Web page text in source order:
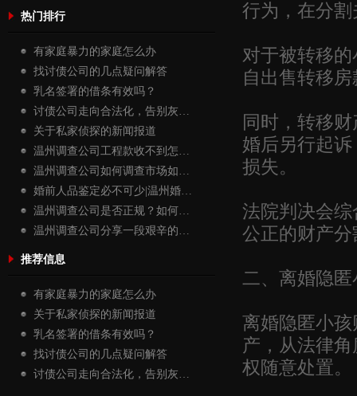
热门排行
有家庭暴力的家庭怎么办
找讨债公司的几点疑问解答
乳名签署的借条有效吗？
讨债公司走向合法化，告别灰…
关于私家侦探的新闻报道
温州调查公司工程款收不到怎…
温州调查公司如何调查市场如…
婚前人品鉴定必不可少|温州婚…
温州调查公司是否正规？如何…
温州调查公司分享一段艰辛的…
推荐信息
有家庭暴力的家庭怎么办
关于私家侦探的新闻报道
乳名签署的借条有效吗？
找讨债公司的几点疑问解答
讨债公司走向合法化，告别灰…
行为，在分
对于被转移
自出售转移
同时，转移
婚后另行起
损失。
法院判决会
公正的财产
二、离婚隐
离婚隐匿小
产，从法律
权随意处置。